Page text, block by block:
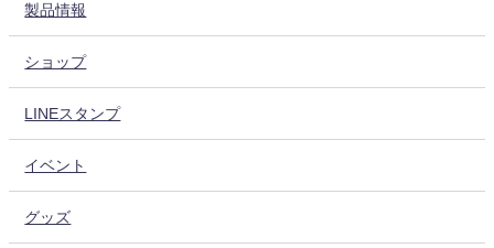
製品情報
ショップ
LINEスタンプ
イベント
グッズ